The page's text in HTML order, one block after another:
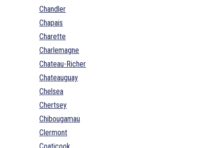
Chandler
Chapais
Charette
Charlemagne
Chateau-Richer
Chateauguay
Chelsea
Chertsey
Chibougamau
Clermont